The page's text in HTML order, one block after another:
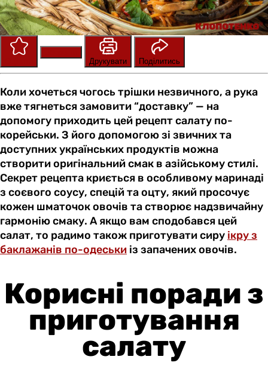
Друкувати
Поділитись
Коли хочеться чогось трішки незвичного, а рука
вже тягнеться замовити “доставку” — на
допомогу приходить цей рецепт салату по-
корейськи. З його допомогою зі звичних та
доступних українських продуктів можна
створити оригінальний смак в азійському стилі.
Секрет рецепта криється в особливому маринаді
з соєвого соусу, спецій та оцту, який просочує
кожен шматочок овочів та створює надзвичайну
гармонію смаку. А якщо вам сподобався цей
салат, то радимо також приготувати сиру ікру з
баклажанів по-одеськи із запачених овочів.
Корисні поради з
приготування
салату